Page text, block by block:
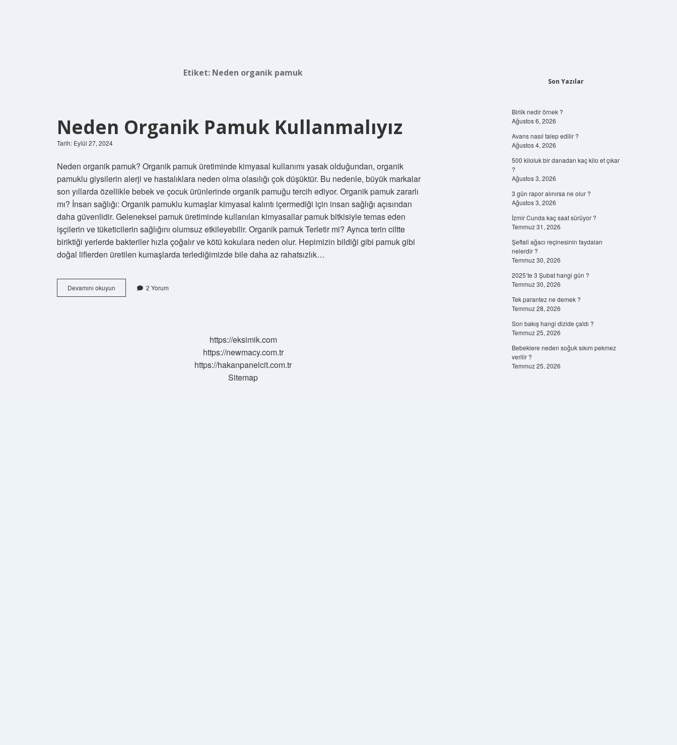
Etiket: Neden organik pamuk
Neden Organik Pamuk Kullanmalıyız
Tarih: Eylül 27, 2024
Neden organik pamuk? Organik pamuk üretiminde kimyasal kullanımı yasak olduğundan, organik
pamuklu giysilerin alerji ve hastalıklara neden olma olasılığı çok düşüktür. Bu nedenle, büyük markalar
son yıllarda özellikle bebek ve çocuk ürünlerinde organik pamuğu tercih ediyor. Organik pamuk zararlı
mı? İnsan sağlığı: Organik pamuklu kumaşlar kimyasal kalıntı içermediği için insan sağlığı açısından
daha güvenlidir. Geleneksel pamuk üretiminde kullanılan kimyasallar pamuk bitkisiyle temas eden
işçilerin ve tüketicilerin sağlığını olumsuz etkileyebilir. Organik pamuk Terletir mi? Ayrıca terin ciltte
biriktiği yerlerde bakteriler hızla çoğalır ve kötü kokulara neden olur. Hepimizin bildiği gibi pamuk gibi
doğal liflerden üretilen kumaşlarda terlediğimizde bile daha az rahatsızlık…
Devamını okuyun
Organik
2 Yorum
https://eksimik.com
https://newmacy.com.tr
https://hakanpanelcit.com.tr
Sitemap
Son Yazılar
Birlik nedir örnek ?
Ağustos 6, 2026
Avans nasıl talep edilir ?
Ağustos 4, 2026
500 kiloluk bir danadan kaç kilo et çıkar
?
Ağustos 3, 2026
3 gün rapor alınırsa ne olur ?
Ağustos 3, 2026
İzmir Cunda kaç saat sürüyor ?
Temmuz 31, 2026
Şeftali ağacı reçinesinin faydaları
nelerdir ?
Temmuz 30, 2026
2025’te 3 Şubat hangi gün ?
Temmuz 30, 2026
Tek parantez ne demek ?
Temmuz 28, 2026
Son bakış hangi dizide çaldı ?
Temmuz 25, 2026
Bebeklere neden soğuk sıkım pekmez
verilir ?
Temmuz 25, 2026